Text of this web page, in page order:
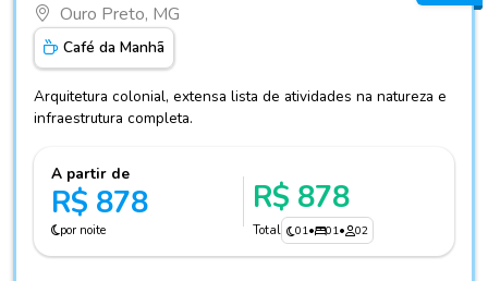
Ouro Preto, MG
Café da Manhã
Arquitetura colonial, extensa lista de atividades na natureza e
infraestrutura completa.
A partir de
R$ 878
por noite
R$ 878
Total 01• 01• 02